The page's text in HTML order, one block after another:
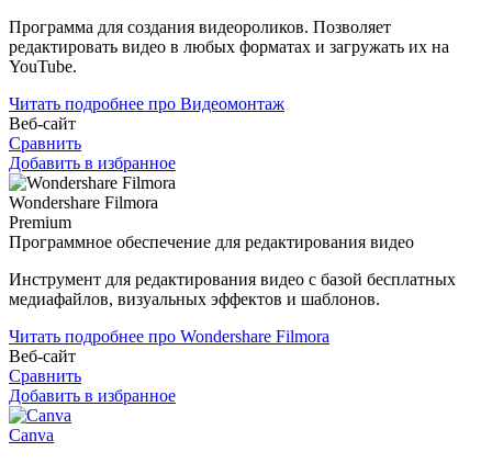
Программа для создания видеороликов. Позволяет
редактировать видео в любых форматах и загружать их на
YouTube.
Читать подробнее про Видеомонтаж
Веб-сайт
Сравнить
Добавить в избранное
Wondershare Filmora
Premium
Программное обеспечение для редактирования видео
Инструмент для редактирования видео с базой бесплатных
медиафайлов, визуальных эффектов и шаблонов.
Читать подробнее про Wondershare Filmora
Веб-сайт
Сравнить
Добавить в избранное
Canva